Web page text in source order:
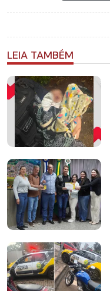
LEIA TAMBÉM